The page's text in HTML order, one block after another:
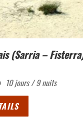
(Sarria –
10 jours / 9 nuits